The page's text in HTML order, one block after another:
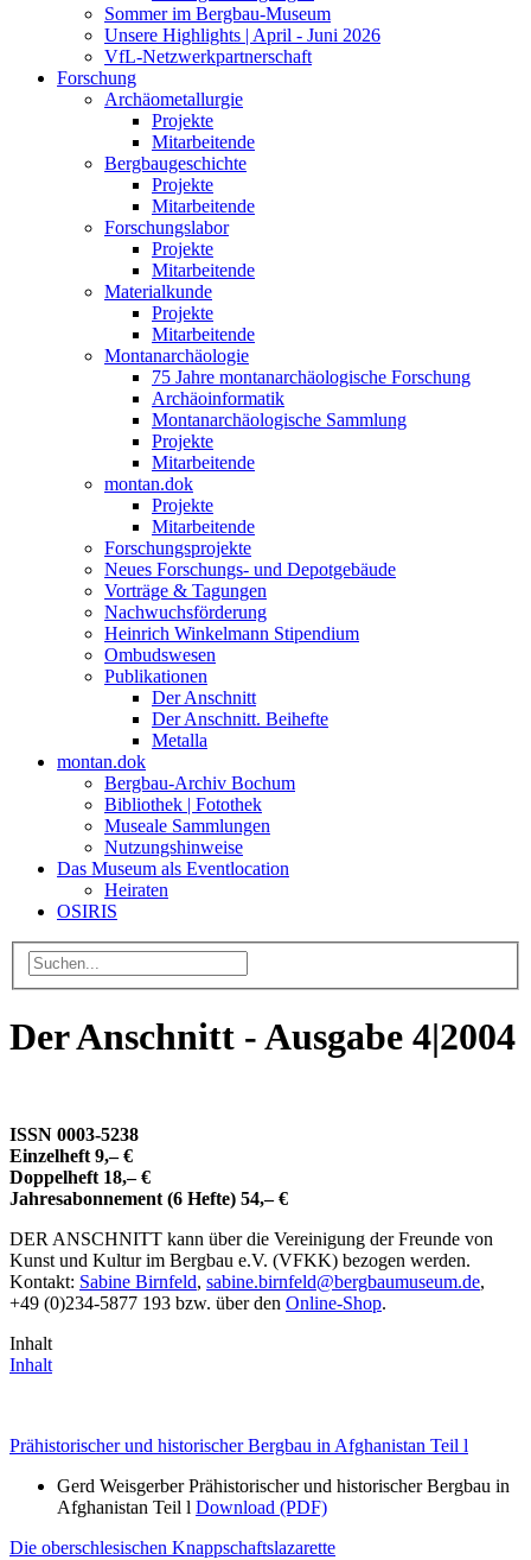
Sommer im Bergbau-Museum
Unsere Highlights | April - Juni 2026
VfL-Netzwerkpartnerschaft
Forschung
Archäometallurgie
Projekte
Mitarbeitende
Bergbaugeschichte
Projekte
Mitarbeitende
Forschungslabor
Projekte
Mitarbeitende
Materialkunde
Projekte
Mitarbeitende
Montanarchäologie
75 Jahre montanarchäologische Forschung
Archäoinformatik
Montanarchäologische Sammlung
Projekte
Mitarbeitende
montan.dok
Projekte
Mitarbeitende
Forschungsprojekte
Neues Forschungs- und Depotgebäude
Vorträge & Tagungen
Nachwuchsförderung
Heinrich Winkelmann Stipendium
Ombudswesen
Publikationen
Der Anschnitt
Der Anschnitt. Beihefte
Metalla
montan.dok
Bergbau-Archiv Bochum
Bibliothek | Fotothek
Museale Sammlungen
Nutzungshinweise
Das Museum als Eventlocation
Heiraten
OSIRIS
Der Anschnitt - Ausgabe 4|2004
ISSN 0003-5238
Einzelheft 9,– €
Doppelheft 18,– €
Jahresabonnement (6 Hefte) 54,– €
DER ANSCHNITT kann über die Vereinigung der Freunde von
Kunst und Kultur im Bergbau e.V. (VFKK) bezogen werden.
Kontakt: Sabine Birnfeld, sabine.birnfeld@bergbaumuseum.de,
+49 (0)234-5877 193 bzw. über den Online-Shop.
Inhalt
Inhalt
Prähistorischer und historischer Bergbau in Afghanistan Teil l
Gerd Weisgerber Prähistorischer und historischer Bergbau in
Afghanistan Teil l Download (PDF)
Die oberschlesischen Knappschaftslazarette